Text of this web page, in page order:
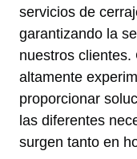
servicios de
garantizando la
nuestros
altamente
proporcionar
las diferentes
surgen tanto en